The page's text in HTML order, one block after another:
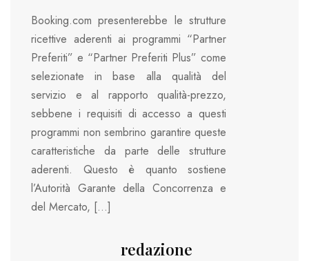
Booking.com presenterebbe le strutture
ricettive aderenti ai programmi “Partner
Preferiti” e “Partner Preferiti Plus” come
selezionate in base alla qualità del
servizio e al rapporto qualità-prezzo,
sebbene i requisiti di accesso a questi
programmi non sembrino garantire queste
caratteristiche da parte delle strutture
aderenti. Questo è quanto sostiene
l’Autorità Garante della Concorrenza e
del Mercato, […]
redazione